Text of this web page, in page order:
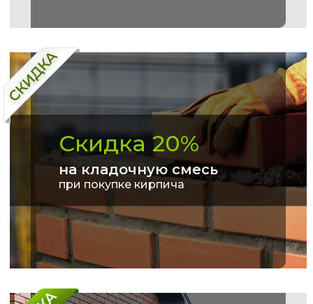
Скидка 20%
на кладочную смесь
при покупке кирпича